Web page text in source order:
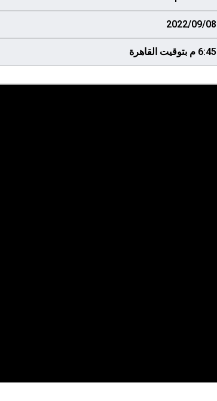
2022/09/08
6:45 م بتوقيت القاهرة